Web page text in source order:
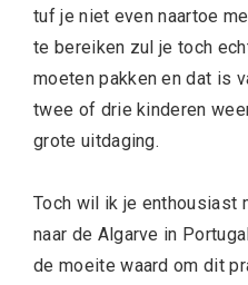
tuf je niet even naartoe
te bereiken zul je toch
moeten pakken en dat is
twee of drie kinderen
grote uitdaging.
Toch wil ik je enthousiast
naar de Algarve in
de moeite waard om dit